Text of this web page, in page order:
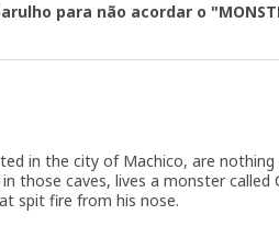
para não acordar o
in the city of Machico, are
those caves, lives a monster
spit fire from his nose.